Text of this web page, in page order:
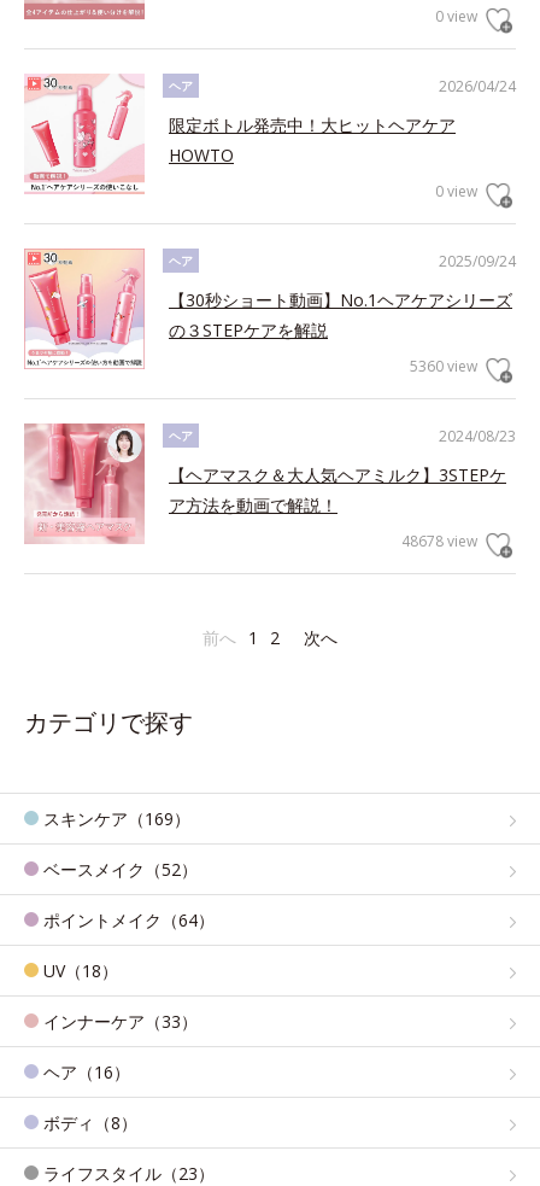
0 view
2026/04/24
ヘア
限定ボトル発売中！大ヒットヘアケア
HOWTO
0 view
2025/09/24
ヘア
【30秒ショート動画】No.1ヘアケアシリーズ
の３STEPケアを解説
5360 view
2024/08/23
ヘア
【ヘアマスク＆大人気ヘアミルク】3STEPケ
ア方法を動画で解説！
48678 view
前へ 1 2 次へ
カテゴリで探す
スキンケア（169）
ベースメイク（52）
ポイントメイク（64）
UV（18）
インナーケア（33）
ヘア（16）
ボディ（8）
ライフスタイル（23）